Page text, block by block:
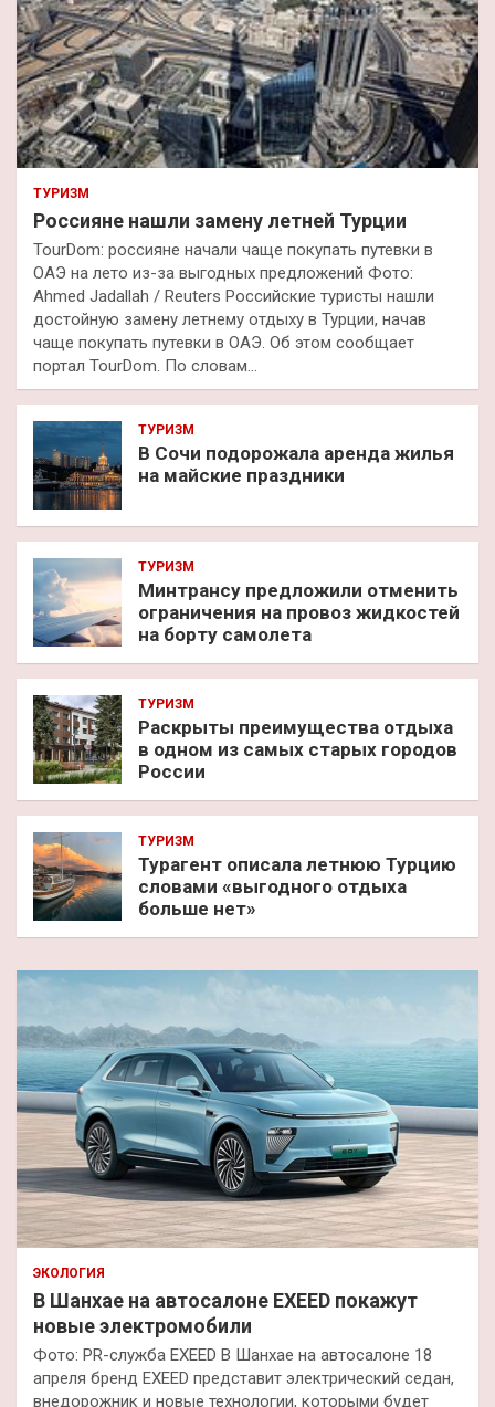
ТУРИЗМ
Россияне нашли замену летней Турции
TourDom: россияне начали чаще покупать путевки в
ОАЭ на лето из-за выгодных предложений Фото:
Ahmed Jadallah / Reuters Российские туристы нашли
достойную замену летнему отдыху в Турции, начав
чаще покупать путевки в ОАЭ. Об этом сообщает
портал TourDom. По словам…
ТУРИЗМ
В Сочи подорожала аренда жилья
на майские праздники
ТУРИЗМ
Минтрансу предложили отменить
ограничения на провоз жидкостей
на борту самолета
ТУРИЗМ
Раскрыты преимущества отдыха
в одном из самых старых городов
России
ТУРИЗМ
Турагент описала летнюю Турцию
словами «выгодного отдыха
больше нет»
ЭКОЛОГИЯ
В Шанхае на автосалоне EXEED покажут
новые электромобили
Фото: PR-служба EXEED В Шанхае на автосалоне 18
апреля бренд EXEED представит электрический седан,
внедорожник и новые технологии, которыми будет